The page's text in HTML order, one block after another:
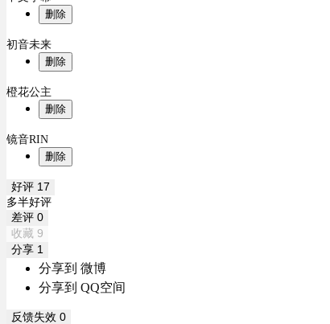
删除
初音未来
删除
橙花公主
删除
镜音RIN
删除
好评 17
多半好评
差评 0
收藏 9
分享 1
分享到 微博
分享到 QQ空间
反馈失效 0